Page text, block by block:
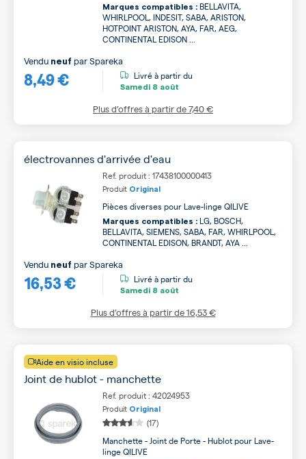
Marques compatibles : BELLAVITA,
WHIRLPOOL, INDESIT, SABA, ARISTON,
HOTPOINT ARISTON, AYA, FAR, AEG,
CONTINENTAL EDISON ...
8,49 €
Vendu neuf parSpareka
Livré à partir du
Samedi 8 août
Plus d’offres à partir de7,40 €
électrovannes d'arrivée d'eau
Ref. produit : 17438100000413
Produit Original
Pièces diverses pour Lave-linge QILIVE
Marques compatibles : LG, BOSCH,
BELLAVITA, SIEMENS, SABA, FAR, WHIRLPOOL,
CONTINENTAL EDISON, BRANDT, AYA ...
16,53 €
Vendu neuf parSpareka
Livré à partir du
Samedi 8 août
Plus d’offres à partir de16,53 €
Aide en visio incluse
Joint de hublot - manchette
Ref. produit : 42024953
Produit Original
(17)
Manchette - Joint de Porte - Hublot pour Lave-
linge QILIVE